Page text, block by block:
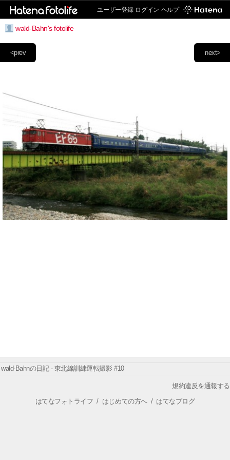
ユーザー登録 ログイン ヘルプ
wald-Bahn's fotolife
next>
<prev
wald-Bahnの日記 - 東北線訓練運転撮影 #10
規約違反を通報する
はてなフォトライフ / はじめての方へ/ はてなブログ